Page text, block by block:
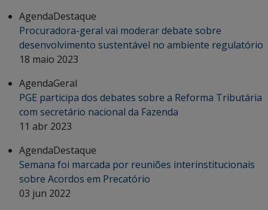
AgendaDestaque
Procuradora-geral vai moderar debate sobre
desenvolvimento sustentável no ambiente regulatório
18 maio 2023
AgendaGeral
PGE participa dos debates sobre a Reforma Tributária
com secretário nacional da Fazenda
11 abr 2023
AgendaDestaque
Semana foi marcada por reuniões interinstitucionais
sobre Acordos em Precatório
03 jun 2022